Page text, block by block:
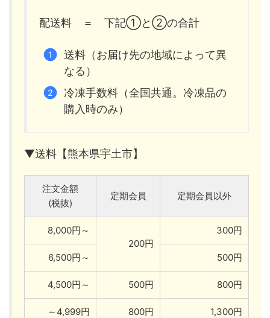
配送料 ＝ 下記①と②の合計
送料（お届け先の地域によって異
なる）
冷凍手数料（全国共通。冷凍品の
購入時のみ）
▼送料【熊本県宇土市】
注文金額
(税抜)
定期会員 定期会員以外
8,000円～
200円
300円
6,500円～ 500円
4,500円～ 500円 800円
～4,999円 800円 1,300円